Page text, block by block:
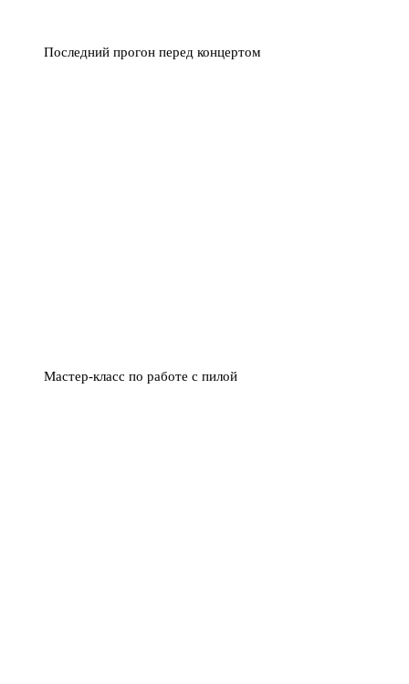
Последний прогон перед концертом
Мастер-класс по работе с пилой